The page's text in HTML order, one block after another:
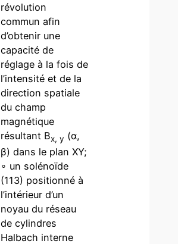
révolution
commun afin
d’obtenir une
capacité de
réglage à la fois de
l’intensité et de la
direction spatiale
du champ
magnétique
résultant Bx, y (α,
β) dans le plan XY;
∘ un solénoïde
(113) positionné à
l’intérieur d’un
noyau du réseau
de cylindres
Halbach interne